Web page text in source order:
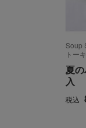
Soup
トー
夏
入
税込